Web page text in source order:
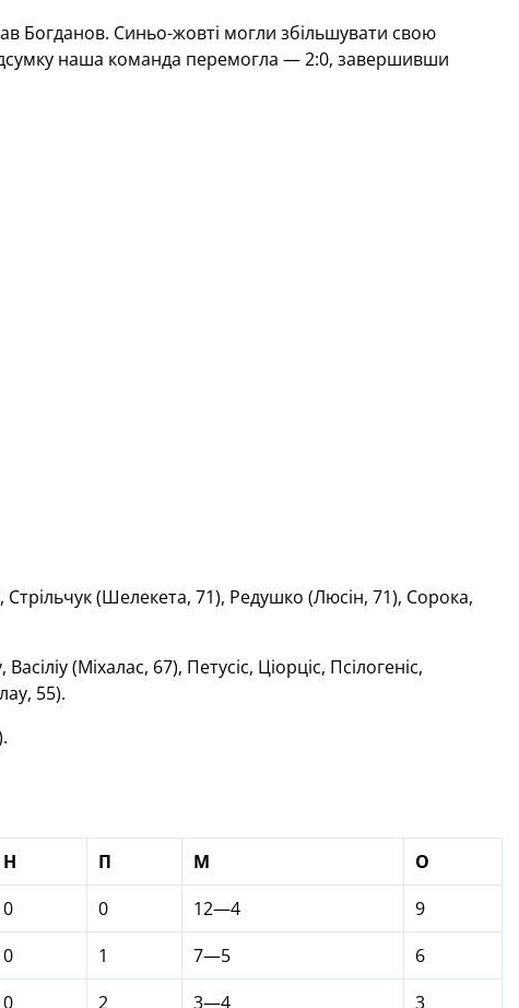
Богданов. Синьо-жовті могли збільшувати свою
наша команда перемогла — 2:0, завершивши
(Шелекета, 71), Редушко (Люсін, 71), Сорока,
(Міхалас, 67), Петусіс, Ціорціс, Псілогеніс,
55).
Н П М
О
0 0 12—4
9
0 1 7—5
6
0 2 3—4
3